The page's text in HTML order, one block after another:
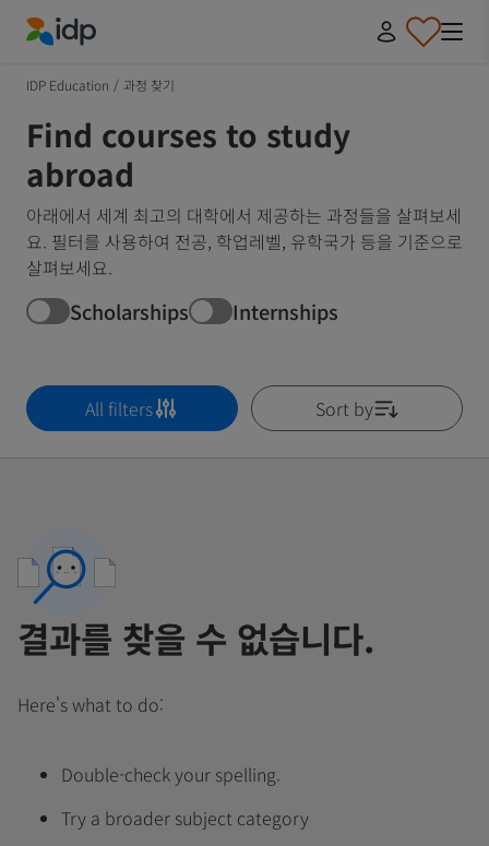
IDP Education / 과정 찾기
Find courses to study
abroad
아래에서 세계 최고의 대학에서 제공하는 과정들을 살펴보세
요. 필터를 사용하여 전공, 학업레벨, 유학국가 등을 기준으로
살펴보세요.
Scholarships Internships
All filters Sort by
결과를 찾을 수 없습니다.
Here's what to do:
Double-check your spelling.
Try a broader subject category